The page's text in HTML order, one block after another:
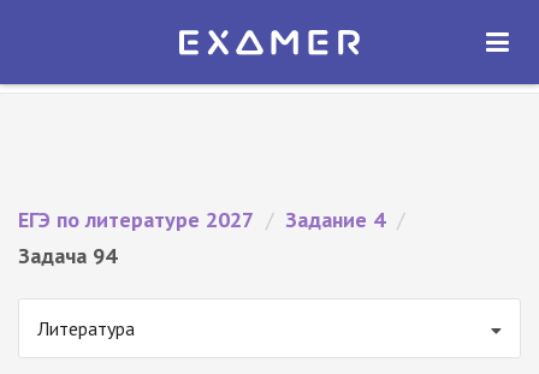
Экзамер — ЕГЭ 2027
ОТКРЫТЬ
ЕГЭ по литературе 2027 / Задание 4 /
Задача 94
Литература